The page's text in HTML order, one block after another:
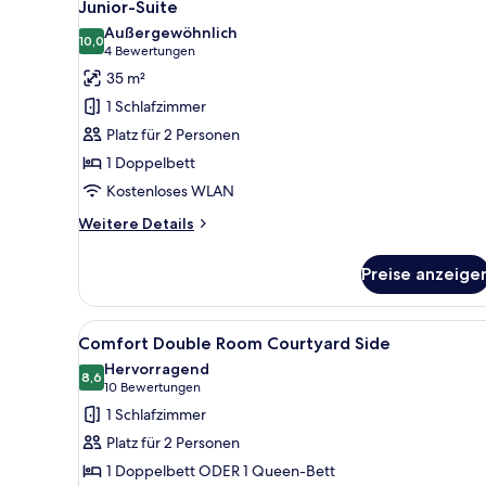
Fotos
für
Junior-
Suite
anzeigen
Junior-Suite
10,010,0 von 10
Außergewöhnlich
4 Bewertungen
(4
Bewertungen)
35 m²
1 Schlafzimmer
Platz für 2 Personen
1 Doppelbett
Kostenloses WLAN
Weitere Details
Weitere
Suite
Preise
Alle
Fotos
für
Comfort
Double
Room
Courtyard
Ein modernes Schlafzimmer
9
Comfort Double Room Courtyard Side
8,68,6 von 10
Hervorragend
10 Bewertungen
(10
Bewertungen)
1 Schlafzimmer
Platz für 2 Personen
1 Doppelbett ODER 1 Queen-Bett